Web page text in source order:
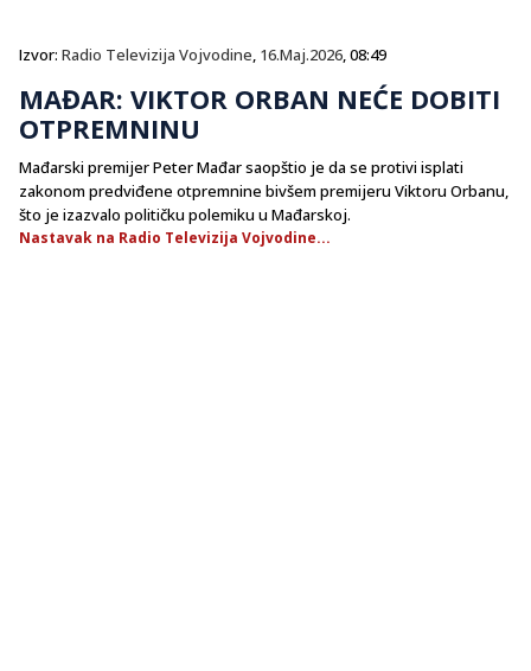
Izvor: Radio Televizija Vojvodine, 16.Maj.2026, 08:49
MAĐAR: VIKTOR ORBAN NEĆE DOBITI
OTPREMNINU
Mađarski premijer Peter Mađar saopštio je da se protivi isplati
zakonom predviđene otpremnine bivšem premijeru Viktoru Orbanu,
što je izazvalo političku polemiku u Mađarskoj.
Nastavak na Radio Televizija Vojvodine...